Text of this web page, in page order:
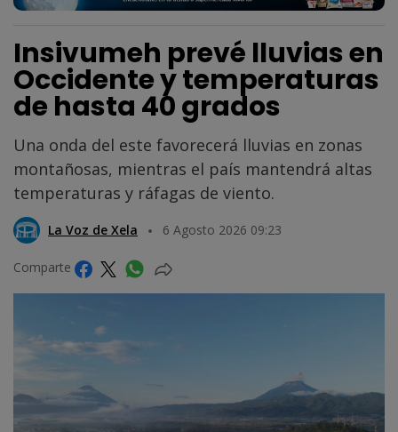
Insivumeh prevé lluvias en
Occidente y temperaturas
de hasta 40 grados
Una onda del este favorecerá lluvias en zonas
montañosas, mientras el país mantendrá altas
temperaturas y ráfagas de viento.
La Voz de Xela 6 Agosto 2026 09:23
Comparte